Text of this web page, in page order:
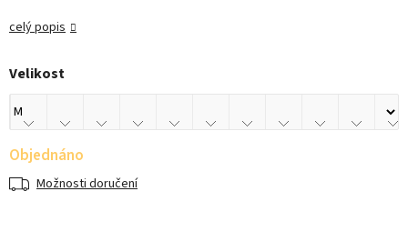
celý popis
Velikost
Objednáno
Možnosti doručení